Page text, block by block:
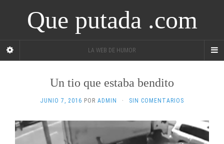
Que putada .com
LA WEB DE HUMOR
Un tio que estaba bendito
JUNIO 7, 2016 POR ADMIN · SIN COMENTARIOS